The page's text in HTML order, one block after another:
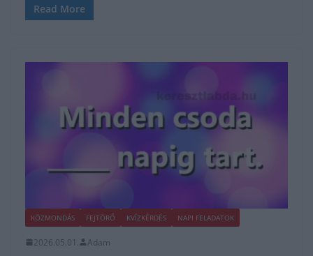
Read More
KÖZMONDÁS FEJTÖRŐ KVÍZKÉRDÉS NAPI FELADATOK
2026.05.01. Adam